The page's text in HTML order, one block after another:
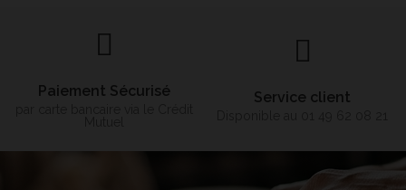
Paiement Sécurisé Service client